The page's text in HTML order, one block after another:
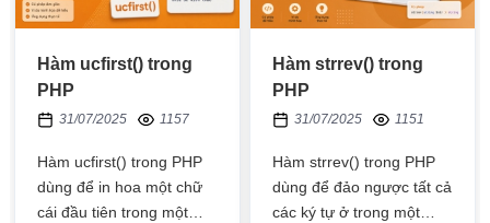
Hàm ucfirst() trong
PHP
31/07/2025 1157
Hàm ucfirst() trong PHP
dùng để in hoa một chữ
cái đầu tiên trong một
Hàm strrev() trong
PHP
31/07/2025 1151
Hàm strrev() trong PHP
dùng để đảo ngược tất cả
các ký tự ở trong một